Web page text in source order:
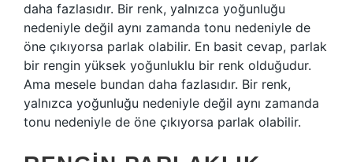
daha fazlasıdır. Bir renk, yalnızca yoğunluğu
nedeniyle değil aynı zamanda tonu nedeniyle de
öne çıkıyorsa parlak olabilir. En basit cevap, parlak
bir rengin yüksek yoğunluklu bir renk olduğudur.
Ama mesele bundan daha fazlasıdır. Bir renk,
yalnızca yoğunluğu nedeniyle değil aynı zamanda
tonu nedeniyle de öne çıkıyorsa parlak olabilir.